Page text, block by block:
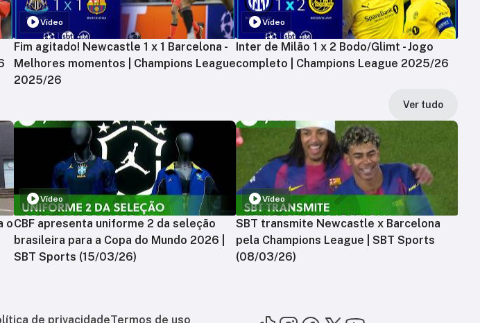
Vídeo
Fim agitado! Newcastle 1 x 1 Barcelona -
Melhores momentos | Champions League
2025/26
Vídeo
Inter de Milão 1 x 2 Bodo/Glimt - Jogo
completo | Champions League 2025/26
Ver tudo
o
Vídeo
CBF apresenta uniforme 2 da seleção
brasileira para a Copa do Mundo 2026 |
SBT Sports (15/03/26)
Vídeo
SBT transmite Newcastle x Barcelona
pela Champions League | SBT Sports
(08/03/26)
de privacidadeTermos de uso